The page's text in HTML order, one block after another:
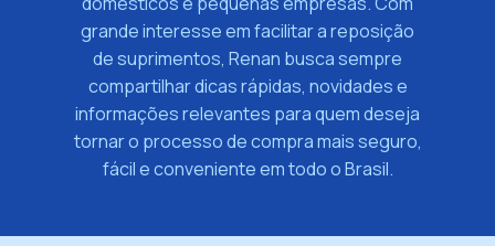
grande interesse em facilitar a reposição
de suprimentos, Renan busca sempre
compartilhar dicas rápidas, novidades e
informações relevantes para quem deseja
tornar o processo de compra mais seguro,
fácil e conveniente em todo o Brasil.